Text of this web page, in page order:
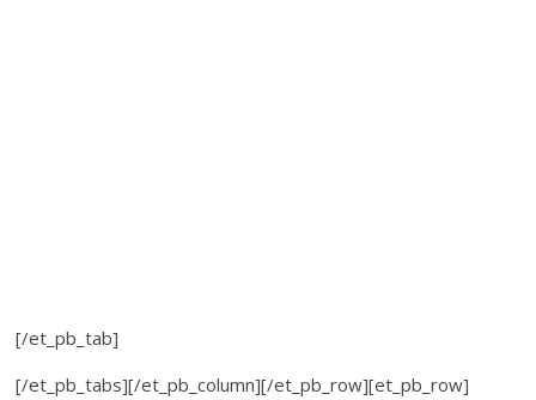
[/et_pb_tab]
[/et_pb_tabs][/et_pb_column][/et_pb_row][et_pb_row]